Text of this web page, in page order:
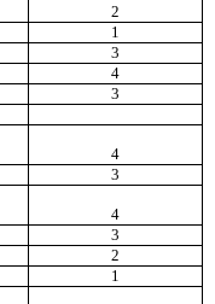
2
1
3
4
3
4
3
4
3
2
1